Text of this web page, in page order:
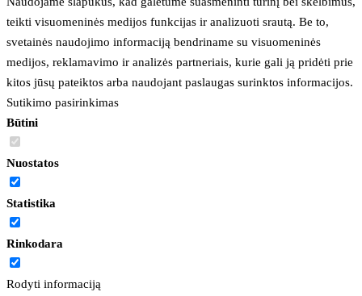
teikti visuomeninės medijos funkcijas ir analizuoti srautą. Be to,
svetainės naudojimo informaciją bendriname su visuomeninės
medijos, reklamavimo ir analizės partneriais, kurie gali ją pridėti prie
kitos jūsų pateiktos arba naudojant paslaugas surinktos informacijos.
Sutikimo pasirinkimas
Būtini
Nuostatos
Statistika
Rinkodara
Rodyti informaciją